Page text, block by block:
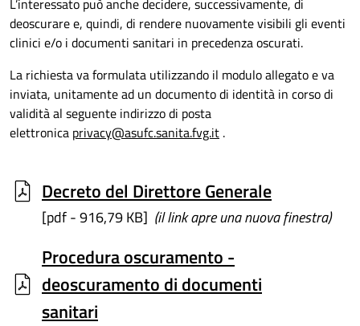
L’interessato può anche decidere, successivamente, di
deoscurare e, quindi, di rendere nuovamente visibili gli eventi
clinici e/o i documenti sanitari in precedenza oscurati.
La richiesta va formulata utilizzando il modulo allegato e va
inviata, unitamente ad un documento di identità in corso di
validità al seguente indirizzo di posta
elettronica privacy@asufc.sanita.fvg.it .
Decreto del Direttore Generale
[pdf - 916,79 KB] (il link apre una nuova finestra)
Procedura oscuramento -
deoscuramento di documenti
sanitari